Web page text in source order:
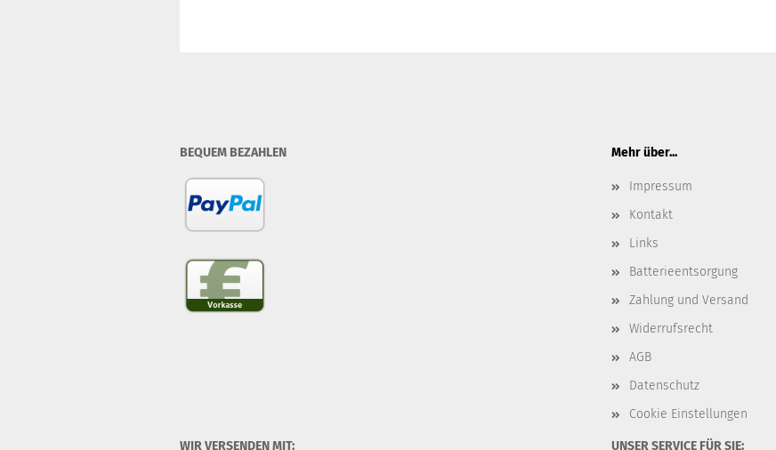
BEQUEM BEZAHLEN Mehr über...
Impressum
Kontakt
Links
Batterieentsorgung
Zahlung und Versand
Widerrufsrecht
AGB
Datenschutz
Cookie Einstellungen
WIR VERSENDEN MIT: UNSER SERVICE FÜR SIE: